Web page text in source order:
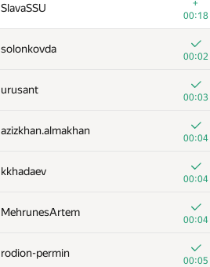
SlavaSSU
+
00:18
solonkovda
00:02
urusant
00:03
azizkhan.almakhan
00:04
kkhadaev
00:04
MehrunesArtem
00:04
rodion-permin
00:05